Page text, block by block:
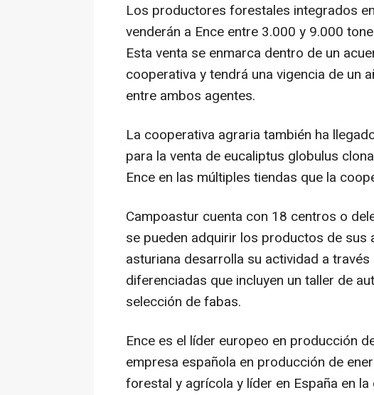
Los productores forestales integrados
venderán a Ence entre 3.000 y 9.000
Esta venta se enmarca dentro de un
cooperativa y tendrá una vigencia de un
entre ambos agentes.
La cooperativa agraria también ha
para la venta de eucaliptus globulus
Ence en las múltiples tiendas que la
Campoastur cuenta con 18 centros o
se pueden adquirir los productos de sus
asturiana desarrolla su actividad a
diferenciadas que incluyen un taller de
selección de fabas.
Ence es el líder europeo en producción
empresa española en producción de
forestal y agrícola y líder en España en